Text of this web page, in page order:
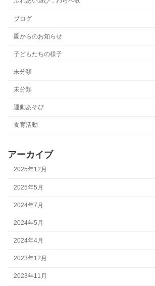
ブログ
園からのお知らせ
子どもたちの様子
未分類
未分類
運動あそび
食育活動
アーカイブ
2025年12月
2025年5月
2024年7月
2024年5月
2024年4月
2023年12月
2023年11月